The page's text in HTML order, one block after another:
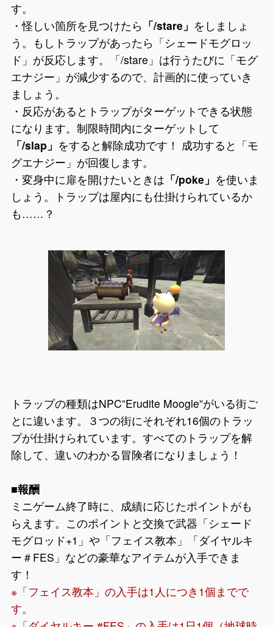
す。
・怪しい箇所を見つけたら 「/stare」 をしましょ
う。もしトラップがあったら「シェードモグロッ
ド」が反応します。「/stare」は行うたびに「モグ
エナジー」が減少するので、計画的に使っていき
ましょう。
・反応があるとトラップがターゲットできる状態
になります。制限時間内にターゲットして
「/slap」 をすると解除成功です！ 成功すると「モ
グエナジー」が回復します。
・変身中に扉を開けたいときは 「/poke」 を使いま
しょう。トラップは屋内にも仕掛けられているか
も……？
トラップの種類はNPC”Erudite Moogle”がいる街ご
とに違います。３つの街にそれぞれ16個のトラッ
プが仕掛けられています。すべてのトラップを解
除して、違いのわかる冒険者になりましょう！
■報酬
ミニゲーム終了時に、成績に応じたポイントがも
らえます。このポイントと交換で武器「シェード
モグロッド+1」や「フェイス教本」「ダイヤルキ
ー＃FES」などの豪華なアイテムが入手できま
す！
※「フェイス教本」の入手は1人につき1個までで
す。